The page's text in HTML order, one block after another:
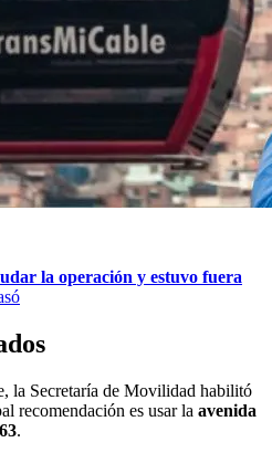
la operación y estuvo fuera
la Secretaría de Movilidad habilitó
recomendación es usar la avenida
.